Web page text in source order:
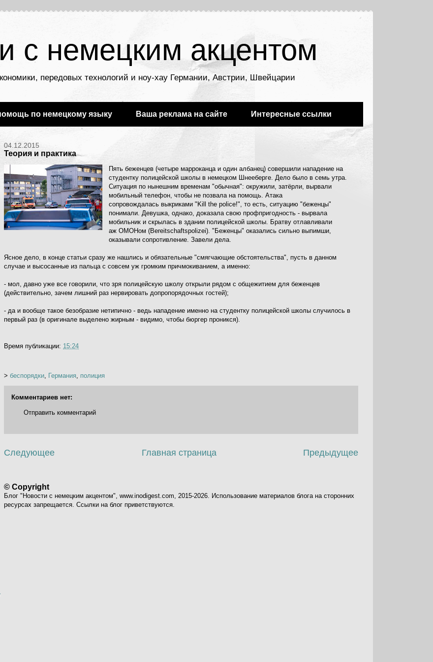
с немецким акцентом
передовых технологий и ноу-хау Германии, Австрии, Швейцарии
по немецкому языку Ваша реклама на сайте Интересные ссылки
04.12.2015
Теория и практика
Пять беженцев (четыре марроканца и один албанец) совершили нападение на
студентку полицейской школы в немецком Шнееберге. Дело было в семь утра.
Ситуация по нынешним временам "обычная": окружили, затёрли, вырвали
мобильный телефон, чтобы не позвала на помощь. Атака
сопровождалась выкриками "Kill the police!", то есть, ситуацию "беженцы"
понимали. Девушка, однако, доказала свою профпригодность - вырвала
мобильник и скрылась в здании полицейской школы. Братву отлавливали
аж ОМОНом (Bereitschaftspolizei). "Беженцы" оказались сильно выпимши,
оказывали сопротивление. Завели дела.
Ясное дело, в конце статьи сразу же нашлись и обязательные "смягчающие обстоятельства", пусть в данном
случае и высосанные из пальца с совсем уж громким причмокиванием, а именно:
- мол, давно уже все говорили, что зря полицейскую школу открыли рядом с общежитием для беженцев
(действительно, зачем лишний раз нервировать допропорядочных гостей);
- да и вообще такое безобразие нетипично - ведь нападение именно на студентку полицейской школы случилось в
первый раз (в оригинале выделено жирным - видимо, чтобы бюргер проникся).
Время публикации: 15:24
> беспорядки Германия полиция
Комментариев нет:
Отправить комментарий
Следующее Предыдущее
Главная страница
© Copyright
Блог "Новости с немецким акцентом", www.inodigest.com, 2015-2026. Использование материалов блога на сторонних
ресурсах запрещается. Ссылки на блог приветствуются.